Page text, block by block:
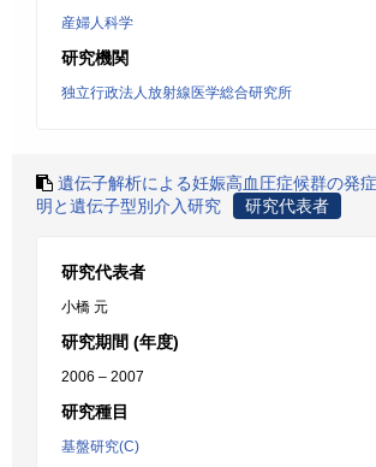
産婦人科学
研究機関
独立行政法人放射線医学総合研究所
遺伝子解析による妊娠高血圧症候群の発
明と遺伝子型別介入研究
研究代表者
研究代表者
小橋 元
研究期間 (年度)
2006 – 2007
研究種目
基盤研究(C)